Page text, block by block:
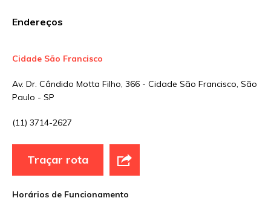
Sua avaliação
Endereços
Cidade São Francisco
Av. Dr. Cândido Motta Filho, 366 - Cidade São Francisco, São
Paulo - SP
(11) 3714-2627
Traçar rota
Horários de Funcionamento